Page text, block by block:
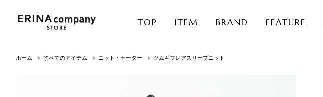
TOP ITEM BRAND FEATURE
ホーム すべてのアイテム ニット・セーター ツムギフレアスリーブニット